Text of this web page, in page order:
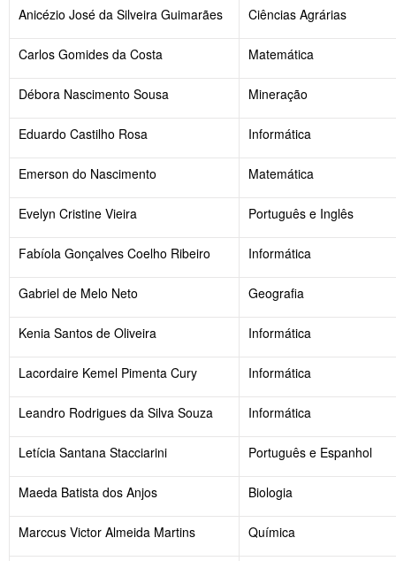
Anicézio José da Silveira Guimarães Ciências Agrárias
Carlos Gomides da Costa Matemática
Débora Nascimento Sousa Mineração
Eduardo Castilho Rosa Informática
Emerson do Nascimento Matemática
Evelyn Cristine Vieira Português e Inglês
Fabíola Gonçalves Coelho Ribeiro Informática
Gabriel de Melo Neto Geografia
Kenia Santos de Oliveira Informática
Lacordaire Kemel Pimenta Cury Informática
Leandro Rodrigues da Silva Souza Informática
Letícia Santana Stacciarini Português e Espanhol
Maeda Batista dos Anjos Biologia
Marccus Victor Almeida Martins Química